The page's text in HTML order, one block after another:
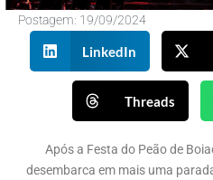
Postagem: 19/09/2024
LinkedIn
Threads
Após a Festa do Peão de
desembarca em mais uma